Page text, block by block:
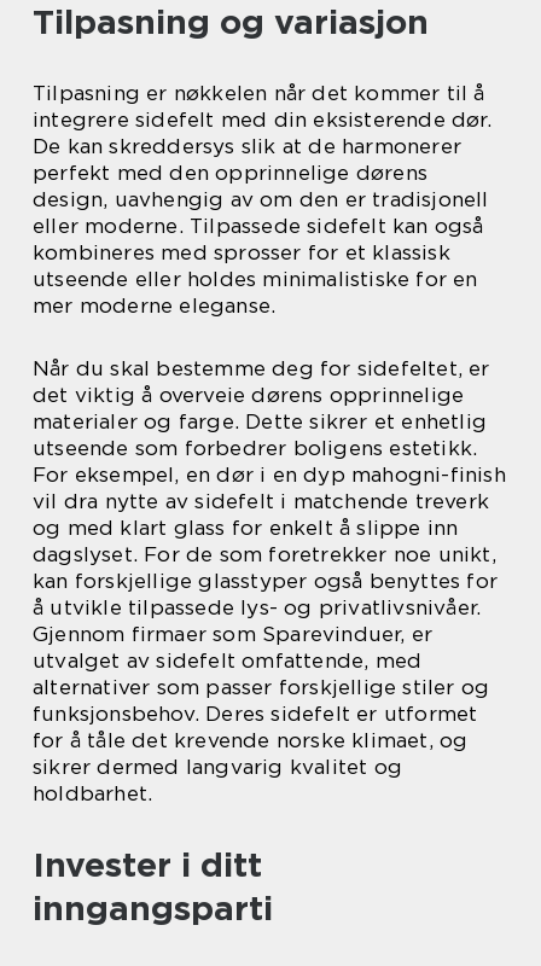
Tilpasning og variasjon
Tilpasning er nøkkelen når det kommer til å
integrere sidefelt med din eksisterende dør.
De kan skreddersys slik at de harmonerer
perfekt med den opprinnelige dørens
design, uavhengig av om den er tradisjonell
eller moderne. Tilpassede sidefelt kan også
kombineres med sprosser for et klassisk
utseende eller holdes minimalistiske for en
mer moderne eleganse.
Når du skal bestemme deg for sidefeltet, er
det viktig å overveie dørens opprinnelige
materialer og farge. Dette sikrer et enhetlig
utseende som forbedrer boligens estetikk.
For eksempel, en dør i en dyp mahogni-finish
vil dra nytte av sidefelt i matchende treverk
og med klart glass for enkelt å slippe inn
dagslyset. For de som foretrekker noe unikt,
kan forskjellige glasstyper også benyttes for
å utvikle tilpassede lys- og privatlivsnivåer.
Gjennom firmaer som Sparevinduer, er
utvalget av sidefelt omfattende, med
alternativer som passer forskjellige stiler og
funksjonsbehov. Deres sidefelt er utformet
for å tåle det krevende norske klimaet, og
sikrer dermed langvarig kvalitet og
holdbarhet.
Invester i ditt
inngangsparti